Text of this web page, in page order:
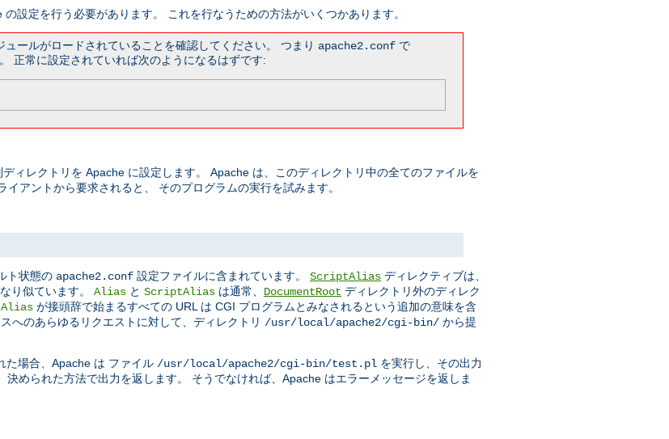
設定を行う必要があります。 これを行なうための方法がいくつかあります。
ールがロードされていることを確認してください。 つまり apache2.conf で
正常に設定されていれば次のようになるはずです:
ィレクトリを Apache に設定します。 Apache は、このディレクトリ中の全てのファイルを
アントから要求されると、 そのプログラムの実行を試みます。
ト状態の apache2.conf 設定ファイルに含まれています。 ScriptAlias ディレクティブは、
り似ています。 Alias と ScriptAlias は通常、 DocumentRoot ディレクトリ外のディレク
が接頭辞で始まるすべての URL は CGI プログラムとみなされるという追加の意味を含
へのあらゆるリクエストに対して、ディレクトリ /usr/local/apache2/cgi-bin/ から提
た場合、Apache は ファイル /usr/local/apache2/cgi-bin/test.pl を実行し、その出力
められた方法で出力を返します。 そうでなければ、Apache はエラーメッセージを返しま